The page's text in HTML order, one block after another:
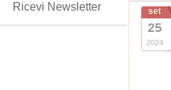
set
25
2024
Ricevi Newsletter